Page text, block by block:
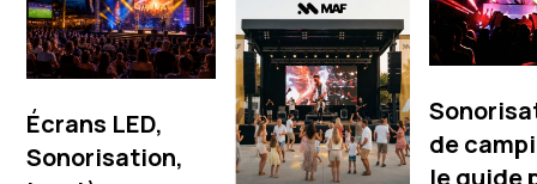
Écrans LED,
Sonorisation,
de